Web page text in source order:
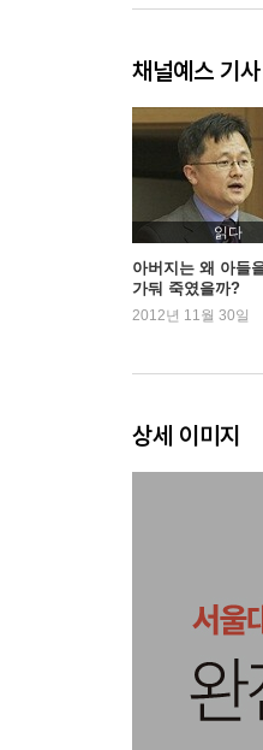
채널예스 기사
읽다
아버지는 왜 아들
가둬 죽였을까?
2012년 11월 30일
상세 이미지